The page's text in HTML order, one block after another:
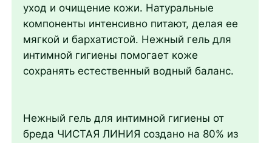
уход и очищение кожи. Натуральные
компоненты интенсивно питают, делая ее
мягкой и бархатистой. Нежный гель для
интимной гигиены помогает коже
сохранять естественный водный баланс.
Нежный гель для интимной гигиены от
бреда ЧИСТАЯ ЛИНИЯ создано на 80% из